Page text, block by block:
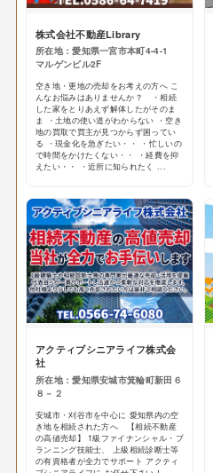
株式会社不動産Library
所在地：愛知県一宮市本町4-4-1
マルゲンビル2F
空き地・更地の売却をお考えの方へ こ
んなお悩みはありませんか？ ・相続
した家をとりあえず解体したがそのま
ま ・土地の使い道がわからない ・空き
地の買取で買主が見つからず困ってい
る ・現金化を急ぎたい・・ ・忙しいの
で時間をかけたくない・・ ・経費を抑
えたい・・ ・近所に知られたく ...
アクティブシニアライフ株式会
社
所在地：愛知県安城市箕輪町新田６
８－２
安城市・刈谷市を中心に 愛知県内の空
き地を相続された方へ 【相続不動産
の高値売却】 1級ファイナンシャル・プ
ランニング技能士、 上級相続診断士等
の有資格者が全力でサポート アクティ